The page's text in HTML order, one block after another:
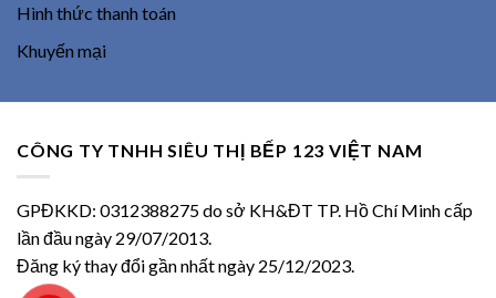
Hình thức thanh toán
Khuyến mại
CÔNG TY TNHH SIÊU THỊ BẾP 123 VIỆT NAM
GPĐKKD: 0312388275 do sở KH&ĐT TP. Hồ Chí Minh cấp
lần đầu ngày 29/07/2013.
Đăng ký thay đổi gần nhất ngày 25/12/2023.